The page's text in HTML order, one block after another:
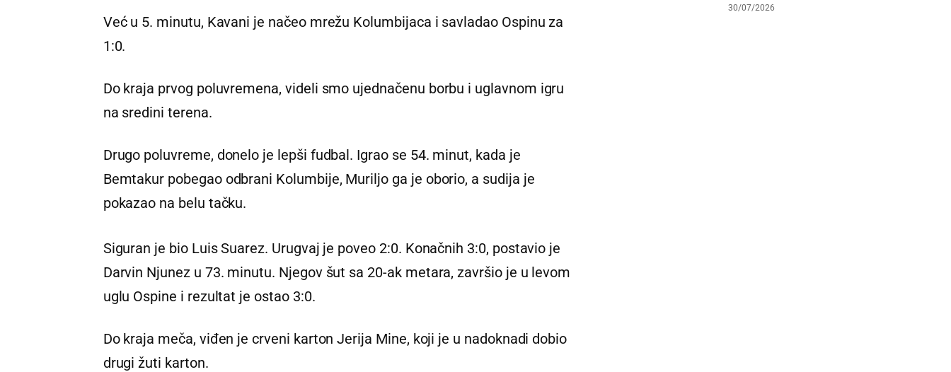
Već u 5. minutu, Kavani je načeo mrežu Kolumbijaca i savladao Ospinu za
1:0.
Do kraja prvog poluvremena, videli smo ujednačenu borbu i uglavnom igru
na sredini terena.
Drugo poluvreme, donelo je lepši fudbal. Igrao se 54. minut, kada je
Bemtakur pobegao odbrani Kolumbije, Muriljo ga je oborio, a sudija je
pokazao na belu tačku.
Siguran je bio Luis Suarez. Urugvaj je poveo 2:0. Konačnih 3:0, postavio je
Darvin Njunez u 73. minutu. Njegov šut sa 20-ak metara, završio je u levom
uglu Ospine i rezultat je ostao 3:0.
Do kraja meča, viđen je crveni karton Jerija Mine, koji je u nadoknadi dobio
drugi žuti karton.
30/07/2026